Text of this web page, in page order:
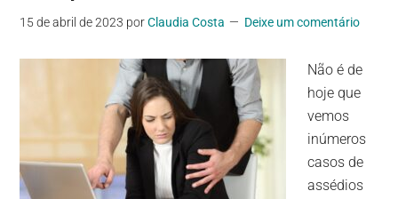
15 de abril de 2023 porClaudia Costa Deixe um comentário
Não é de
hoje que
vemos
inúmeros
casos de
assédios